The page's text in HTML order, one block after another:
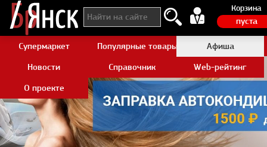
Корзина
пуста
Супермаркет Популярные товары AliexpressАфиша
Новости
Справочник
Web-рейтинг
О проекте